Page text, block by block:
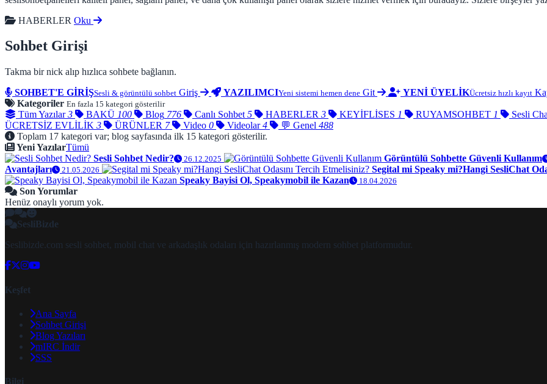
HABERLER Oku
Sohbet Girişi
Takma bir nick alıp hızlıca sohbete bağlanın.
SOHBET'E GİRİŞSesli & görüntülü sohbet Giriş YAZILIMCIYeni sistemi hemen dene Git YENİ ÜYELİKÜcretsiz hızlı kayıt
Kategoriler En fazla 15 kategori gösterilir
Tüm Yazılar 3 BAKÜ 100 Blog 776 Canlı Sohbet 5 HABERLER 3 KEYİFLİSES 1 RUYAMSOHBET 1
Sesli
ÜCRETSİZ EVLİLİK 3 ÜRÜNLER 7 Video 0 Videolar 4 💬 Genel 488
Toplam 17 kategori var; blog sayfasında ilk 15 kategori gösterilir.
Yeni YazılarTümü
Sesli Sohbet Nedir?
26.12.2025
Görüntülü Sohbette Güvenli Kullanım
Avantajları
21.05.2026
Segital mi Speaky mi?Hangi SesliChat
Speaky Bayisi Ol, Speakymobil ile Kazan
18.04.2026
Son Yorumlar
Henüz onaylı yorum yok.
SesliBizde
Seslibizde.com sesli sohbet, mobil chat ve arkadaşlık odaları için hazırlanmış modern sohbet platformudur.
Keşfet
Ana Sayfa
Sohbet Girişi
Blog Yazıları
mIRC İndir
SSS
Bilgi